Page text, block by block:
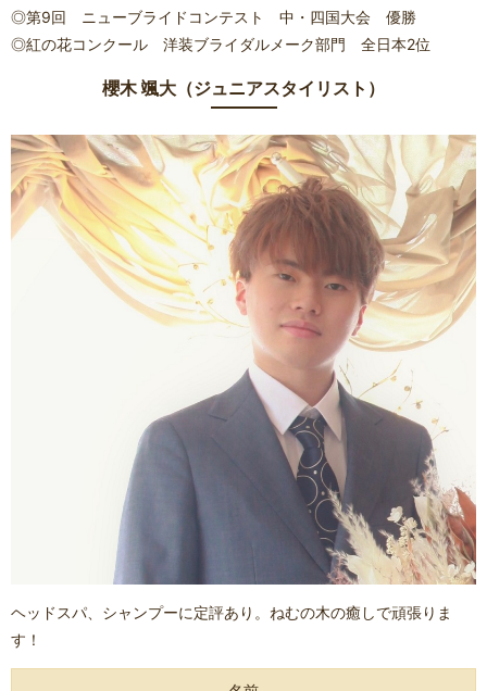
◎第9回 ニューブライドコンテスト 中・四国大会 優勝
◎紅の花コンクール 洋装ブライダルメーク部門 全日本2位
櫻木 颯大（ジュニアスタイリスト）
ヘッドスパ、シャンプーに定評あり。ねむの木の癒しで頑張りま
す！